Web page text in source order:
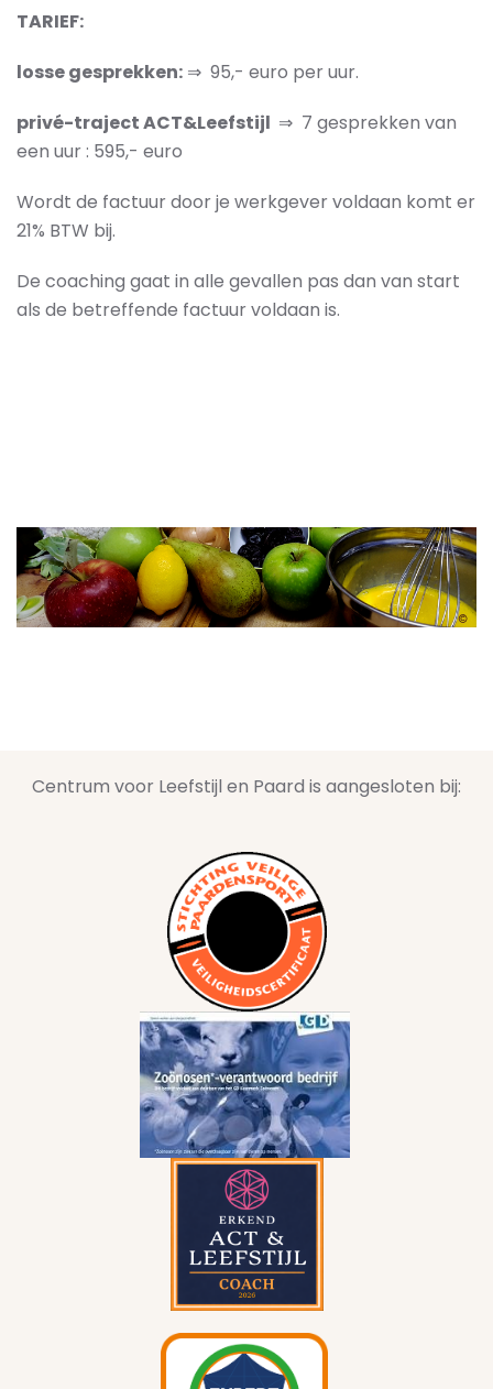
TARIEF:
losse gesprekken: ⇒ 95,- euro per uur.
privé-traject ACT&Leefstijl ⇒ 7 gesprekken van
een uur : 595,- euro
Wordt de factuur door je werkgever voldaan komt er
21% BTW bij.
De coaching gaat in alle gevallen pas dan van start
als de betreffende factuur voldaan is.
Centrum voor Leefstijl en Paard is aangesloten bij: